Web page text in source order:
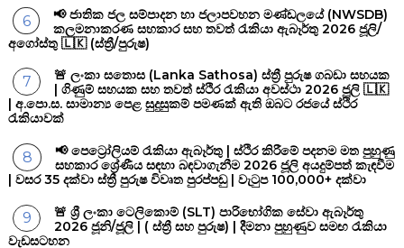
📢 ජාතික ජල සම්පාදන හා ජලාපවහන මණ්ඩලයේ (NWSDB)
කලමනාකරණ සහකාර සහ තවත් රැකියා ඇබෑර්තු 2026 ජූලි/
අගෝස්තු 🇱🇰 (ස්ත්‍රී/පුරුෂ)
🚨 ලංකා සතොස (Lanka Sathosa) ස්ත්‍රී පුරුෂ ගබඩා සහයක
| ගිණුම් සහයක සහ තවත් ස්ථිර රැකියා අවස්ථා 2026 ජූලි 🇱🇰
| අ.පො.ස. සාමාන්‍ය පෙළ සුදුසුකම් පමණක් ඇති ඔබට රජයේ ස්ථිර
රැකියාවක්
📢 පෙට්‍රෝලියම් රැකියා ඇබෑර්තු | ස්ථිර කිරීමේ පදනම මත පුහුණු
සහකාර ශ්‍රේණීය සඳහා බඳවාගැනීම 2026 ජූලි අයදුම්පත් කැඳවීම
| වසර 35 දක්වා ස්ත්‍රී පුරුෂ විවෘත පුරප්පඩු | වැටුප 100,000+ දක්වා
🚨 ශ්‍රී ලංකා ටෙලිකොම් (SLT) පාරිභෝගික සේවා ඇබෑර්තු
2026 ජූනි/ජූලි | ( ස්ත්‍රී සහ පුරුෂ) | දීමනා පුහුණුව සමඟ රැකියා
වැඩසටහන